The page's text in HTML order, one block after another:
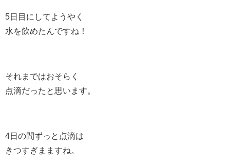
5日目にしてようやく
水を飲めたんですね！
それまではおそらく
点滴だったと思います。
4日の間ずっと点滴は
きつすぎまますね。